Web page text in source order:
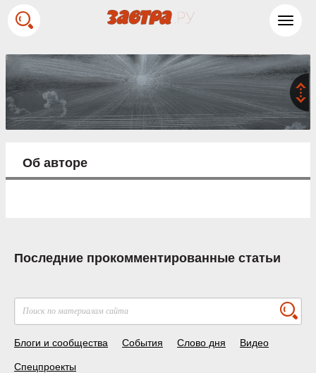
Об авторе
Последние прокомментированные статьи
Блоги и сообщества События Слово дня Видео
Спецпроекты